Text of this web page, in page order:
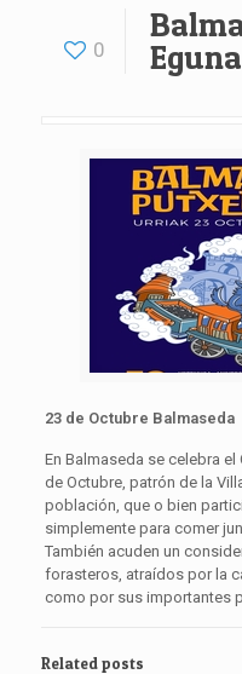
0
Eguna
23 de Octubre Balmaseda
En Balmaseda se celebra
de Octubre, patrón de la
población, que o bien
simplemente para comer
También acuden un
forasteros, atraídos por la
como por sus importantes
Related posts